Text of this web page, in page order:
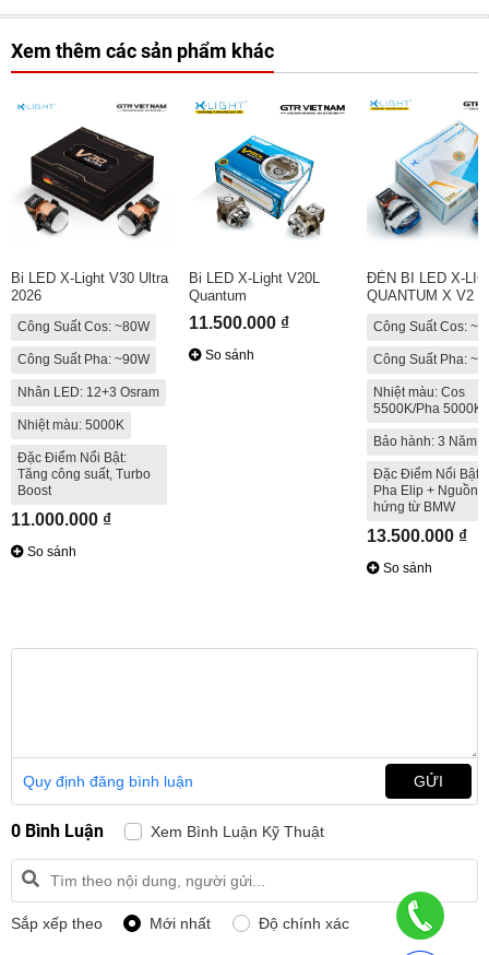
Xem thêm các sản phẩm khác
Bi LED X-Light V30 Ultra
2026
Công Suất Cos: ~80W
Công Suất Pha: ~90W
Nhân LED: 12+3 Osram
Nhiệt màu: 5000K
Đặc Điểm Nổi Bật:
Tăng công suất, Turbo
Boost
11.000.000 ₫
So sánh
Bi LED X-Light V20L
Quantum
11.500.000 ₫
So sánh
ĐÈN BI LED X-
QUANTUM X V2
Công Suất Cos:
Công Suất Pha:
Nhiệt màu: Cos
5500K/Pha 5000K
Bảo hành: 3 Năm
Đặc Điểm Nổi Bật:
Pha Elip + Nguồn
hứng từ BMW
13.500.000 ₫
So sánh
Quy định đăng bình luận GỬI
0 Bình Luận Xem Bình Luận Kỹ Thuật
Sắp xếp theo Mới nhất Độ chính xác